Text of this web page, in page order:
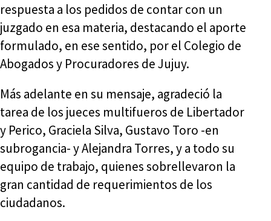
respuesta a los pedidos de contar con un
juzgado en esa materia, destacando el aporte
formulado, en ese sentido, por el Colegio de
Abogados y Procuradores de Jujuy.
Más adelante en su mensaje, agradeció la
tarea de los jueces multifueros de Libertador
y Perico, Graciela Silva, Gustavo Toro -en
subrogancia- y Alejandra Torres, y a todo su
equipo de trabajo, quienes sobrellevaron la
gran cantidad de requerimientos de los
ciudadanos.